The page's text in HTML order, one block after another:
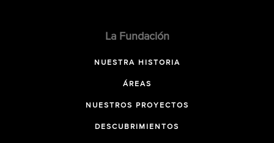
La Fundación
NUESTRA HISTORIA
ÁREAS
NUESTROS PROYECTOS
DESCUBRIMIENTOS